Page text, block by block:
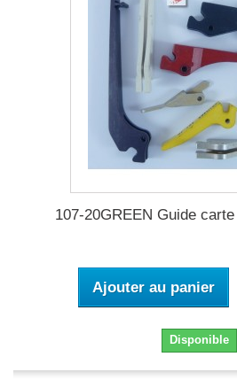
107-20GREEN Guide
Ajouter au panier
Disponible